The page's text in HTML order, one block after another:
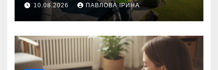
10.08.2026 ПАВЛОВА ІРИНА